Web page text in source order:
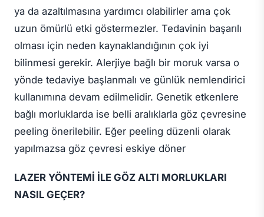
ya da azaltılmasına yardımcı olabilirler ama çok
uzun ömürlü etki göstermezler. Tedavinin başarılı
olması için neden kaynaklandığının çok iyi
bilinmesi gerekir. Alerjiye bağlı bir moruk varsa o
yönde tedaviye başlanmalı ve günlük nemlendirici
kullanımına devam edilmelidir. Genetik etkenlere
bağlı morluklarda ise belli aralıklarla göz çevresine
peeling önerilebilir. Eğer peeling düzenli olarak
yapılmazsa göz çevresi eskiye döner
LAZER YÖNTEMİ İLE GÖZ ALTI MORLUKLARI
NASIL GEÇER?